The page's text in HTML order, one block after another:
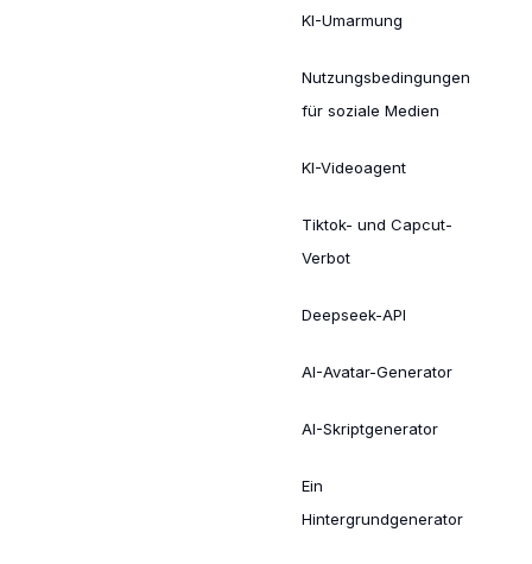
KI-Umarmung
Nutzungsbedingungen
für soziale Medien
KI-Videoagent
Tiktok- und Capcut-
Verbot
Deepseek-API
AI-Avatar-Generator
AI-Skriptgenerator
Ein
Hintergrundgenerator